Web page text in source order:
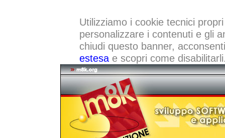
Utilizziamo i cookie tecnici
personalizzare i contenuti e gli
chiudi questo banner,
estesae scopri come